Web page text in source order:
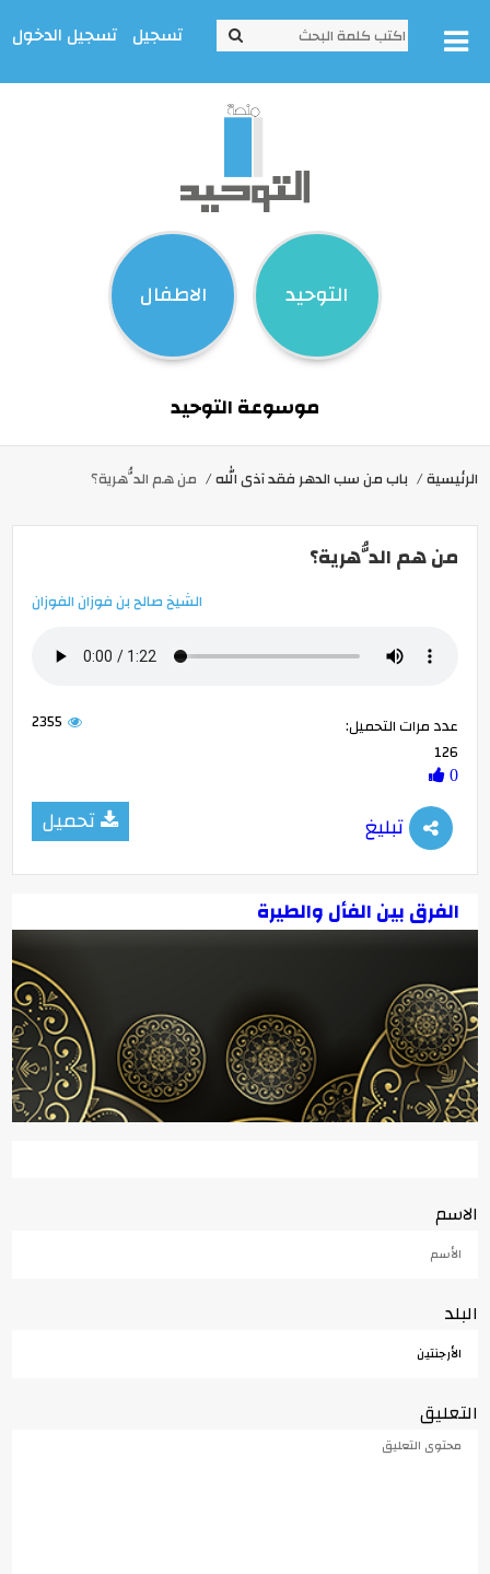
تسجيل تسجيل الدخول
التوحيد الاطفال
موسوعة التوحيد
الرئيسية باب من سب الدهر فقد آذى الله من هم الدُّهرية؟
من هم الدُّهرية؟
الشيخ صالح بن فوزان الفوزان
2355
عدد مرات التحميل:
126
0
تحميل تبليغ
الفرق بين الفأل والطيرة
الاسم
البلد
التعليق